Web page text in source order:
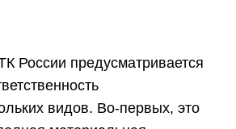
России предусматривается
видов. Во-первых, это